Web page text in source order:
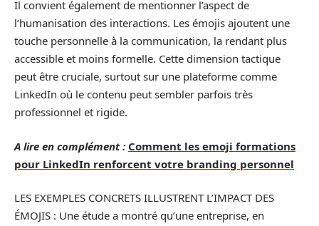
Il convient également de mentionner l’aspect de
l’humanisation des interactions. Les émojis ajoutent une
touche personnelle à la communication, la rendant plus
accessible et moins formelle. Cette dimension tactique
peut être cruciale, surtout sur une plateforme comme
LinkedIn où le contenu peut sembler parfois très
professionnel et rigide.
A lire en complément : Comment les emoji formations
pour LinkedIn renforcent votre branding personnel
LES EXEMPLES CONCRETS ILLUSTRENT L’IMPACT DES
ÉMOJIS : Une étude a montré qu’une entreprise, en